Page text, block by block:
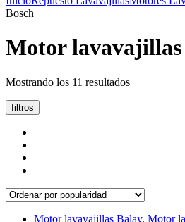
Bosch
Motor lavavajillas
Mostrando los 11 resultadosOrdenado
filtros
Motor lavavajillas Balay, Motor